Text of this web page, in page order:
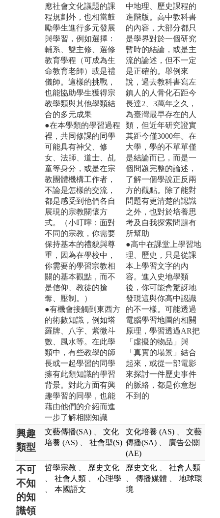
應社會文化議題的課
程規劃外，也相當鼓
勵學生進行多元發展
與學習，例如選擇：
輔系、雙主修、選修
教育學程（可成為生
命教育老師）或是禮
儀師。這樣的挑戰，
也能協助學生獲得宗
教學類與其他學類結
合的多元成果
●在本學類的學習過程
裡，共同修課的同學
可能具有神父、修
女、法師、道士、乩
童等身分，或是在宗
教團體機構工作者，
不論是怎樣的交流，
都是感受到他們各自
展現的宗教關懷方
式。（小叮嚀：面對
不同的宗教，你需要
保持基本的禮貌與尊
重，因為在學校中，
你需要的學習宗教相
關的基本觀點，而不
是信仰、教徒的搶
奪、壓制。）
●有機會接觸到東西方
的術數知識，例如塔
羅牌、八字、紫微斗
數、風水等。在此學
類中，有些教學的師
長或一起學習的同學
擁有此類知識的學習
背景。對此方面有興
趣學習的同學，也能
藉由他們的介紹而進
一步了解相關知識
中地理、歷史課程的
進階版。高中教科書
的內容，大部分都只
是學界對於一個研究
暫時的結論，或是主
流的論述，但不一定
是正確的。舉例來
說，過去教科書寫左
鎮人的人骨化石距今
長達2、3萬年之久，
為臺灣最早存在的人
類，但近年研究證實
其距今僅3000年。在
大學，學的不單單僅
是結論而已，而是一
個問題完整的論述，
了解一個學說正反兩
方的觀點。除了能對
問題有更清楚的認識
之外，也對於培養思
考及自我探索問題有
所幫助
●高中在課堂上學習地
理、歷史，只是從課
本上學習文字的內
容。進入史地學類
後，你可能會驚訝地
發現這與你高中認識
的不一樣。可能透過
電腦學習地圖的相關
原理，學習透過AR把
「虛擬的物品」與
「真實的場景」結合
起來，或從一部電影
來探討一件歷史事件
的脈絡，都是你意想
不到的
興趣
類型
文藝傳播(SA)
文化
培養 (AS)
社會型(S)
文化培養 (AS)
文藝
傳播(SA)
廣告公關
(AE)
不可
不知
的知
識領
哲學宗教
歷史文化
社會人類
心理學
本國語文
歷史文化
社會人類
傳播媒體
地球環
境